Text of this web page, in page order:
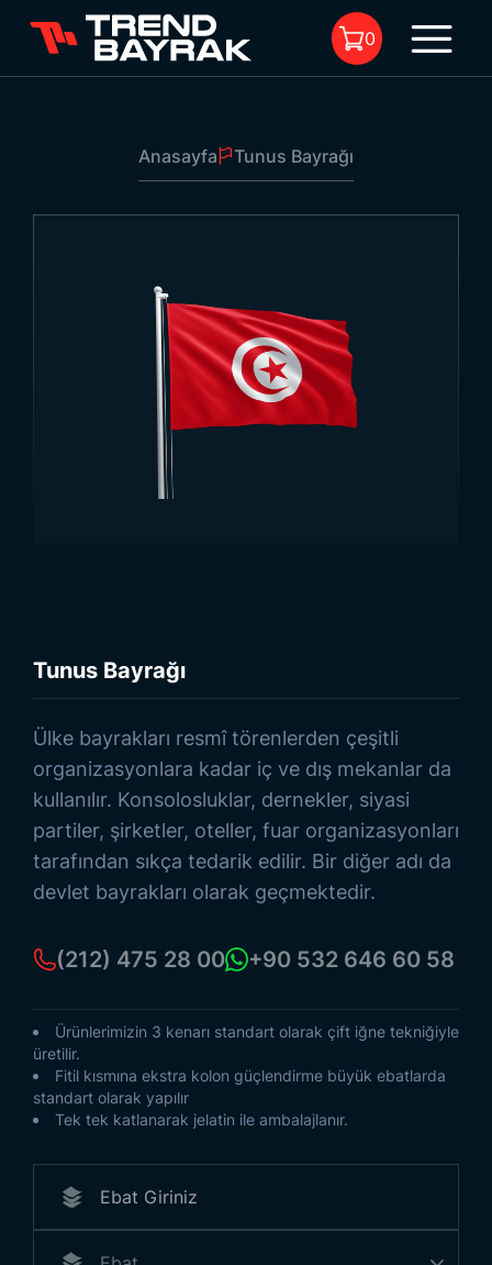
Tunus Bayrağı
Kumaş Tipi Ve Baskı:
0
Anasayfa Tunus Bayrağı
Tunus Bayrağı
Ülke bayrakları resmî törenlerden çeşitli
organizasyonlara kadar iç ve dış mekanlar da
kullanılır. Konsolosluklar, dernekler, siyasi
partiler, şirketler, oteller, fuar organizasyonları
tarafından sıkça tedarik edilir. Bir diğer adı da
devlet bayrakları olarak geçmektedir.
(212) 475 28 00 +90 532 646 60 58
Ürünlerimizin 3 kenarı standart olarak çift iğne tekniğiyle
üretilir.
Fitil kısmına ekstra kolon güçlendirme büyük ebatlarda
standart olarak yapılır
Tek tek katlanarak jelatin ile ambalajlanır.
Ürünlere Göz At